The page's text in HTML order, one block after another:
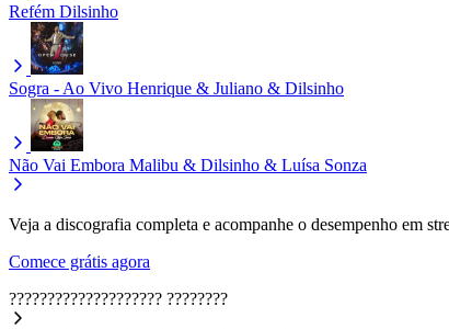
Refém Dilsinho
Sogra - Ao Vivo Henrique & Juliano & Dilsinho
Não Vai Embora Malibu & Dilsinho & Luísa Sonza
Veja a discografia completa e acompanhe o desempenho em
Comece grátis agora
???????????????????? ????????